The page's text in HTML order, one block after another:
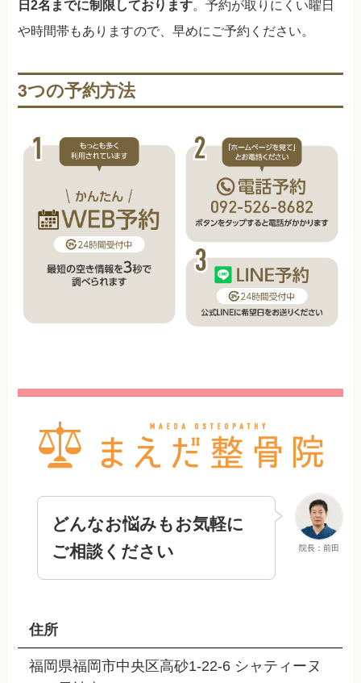
日2名までに制限しております。予約が取りにくい曜日
や時間帯もありますので、早めにご予約ください。
3つの予約方法
院長：前田
どんなお悩みもお気軽に
ご相談ください
住所
福岡県福岡市中央区高砂1-22-6 シャティーヌ